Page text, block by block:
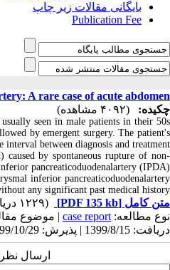
بایگانی مقالات زیر چاپ
Publication Fee
A rare case of acute abdomen
چکیده:
(۴۰۹۲ مشاهده)
seen in male patients in their 50s
by emergent surgery. The patient's
between diagnosis and treatment.
by spontaneous rupture of non-
pancreaticoduodenalartery (IPDA).
inferior pancreaticoduodenalartery
any significant past medical history.
متن کامل [PDF 135 kb]
(۱۲۲۹ دریافت)
نوع مطالعه: case report | موضوع
دریافت: 1399/8/15 | پذیرش: 1399/10/29 | انتشار: 1400/5/2
ارسال